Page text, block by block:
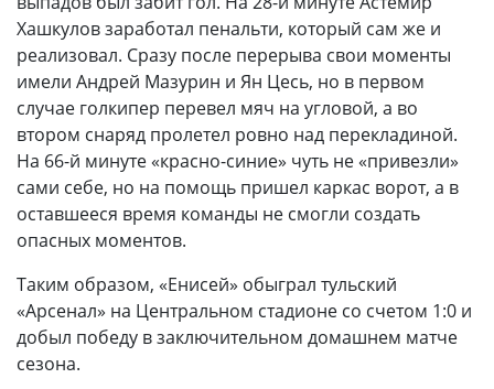
Хашкулов заработал пенальти, который сам же и
реализовал. Сразу после перерыва свои моменты
имели Андрей Мазурин и Ян Цесь, но в первом
случае голкипер перевел мяч на угловой, а во
втором снаряд пролетел ровно над перекладиной.
На 66-й минуте «красно-синие» чуть не «привезли»
сами себе, но на помощь пришел каркас ворот, а в
оставшееся время команды не смогли создать
опасных моментов.
Таким образом, «Енисей» обыграл тульский
«Арсенал» на Центральном стадионе со счетом 1:0 и
добыл победу в заключительном домашнем матче
сезона.